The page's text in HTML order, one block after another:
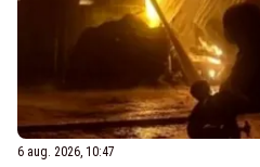
6 aug. 2026, 10:47